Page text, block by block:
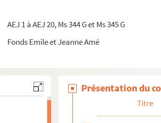
AEJ 1 à AEJ 20, Ms 344 G et Ms 345 G
Fonds Emile et Jeanne Amé
Présentation du
Titre